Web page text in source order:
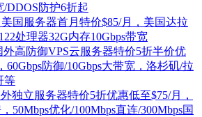
/DDOS防护6折起
美国服务器首月特价$85/月，美国达拉
处理器32G内存10Gbps带宽
外高防御VPS云服务器特价5折半价优
60Gbps防御/10Gbps大带宽，洛杉矶/拉
等
独立服务器特价5折优惠低至$75/月，
50Mbps优化/100Mbps直连/300Mbps国